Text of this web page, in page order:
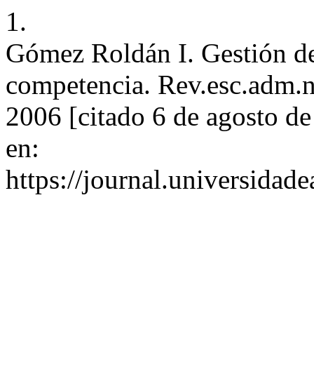
1.
Gómez Roldán I. Gestión
competencia.
2006 [citado 6 de agosto
en:
https://